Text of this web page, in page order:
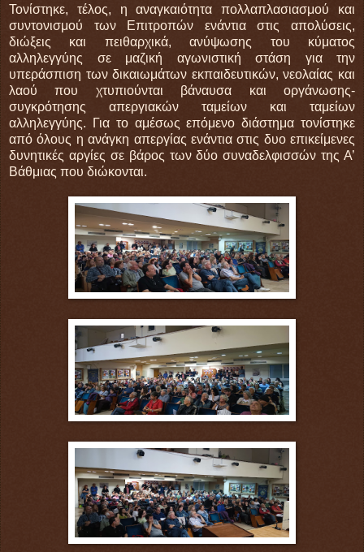
Τονίστηκε, τέλος, η αναγκαιότητα πολλαπλασιασμού και
συντονισμού των Επιτροπών ενάντια στις απολύσεις,
διώξεις και πειθαρχικά, ανύψωσης του κύματος
αλληλεγγύης σε μαζική αγωνιστική στάση για την
υπεράσπιση των δικαιωμάτων εκπαιδευτικών, νεολαίας και
λαού που χτυπιούνται βάναυσα και οργάνωσης-
συγκρότησης απεργιακών ταμείων και ταμείων
αλληλεγγύης. Για το αμέσως επόμενο διάστημα τονίστηκε
από όλους η ανάγκη απεργίας ενάντια στις δυο επικείμενες
δυνητικές αργίες σε βάρος των δύο συναδελφισσών της Α’
Βάθμιας που διώκονται.